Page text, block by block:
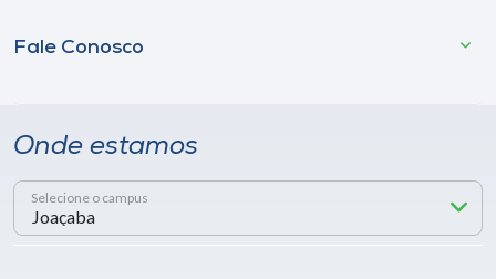
Fale Conosco
Onde estamos
Selecione o campus